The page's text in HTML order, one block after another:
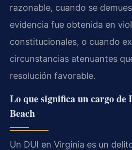
razonable, cuando se
evidencia fue obtenida en
constitucionales, o cuando
circunstancias atenuantes
resolución favorable.
Lo que significa un cargo
Beach
Un DUI en Virginia es un